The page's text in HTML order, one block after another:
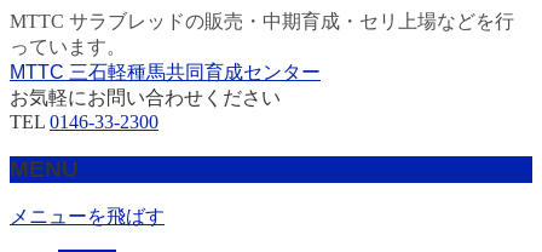
MTTC サラブレッドの販売・中期育成・セリ上場などを行
っています。
MTTC 三石軽種馬共同育成センター
お気軽にお問い合わせください
TEL 0146-33-2300
MENU
メニューを飛ばす